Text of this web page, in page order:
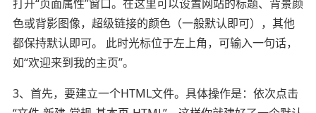
打开“页面属性”窗口。在这里可以设置网站的标题、背景颜
色或背影图像，超级链接的颜色（一般默认即可），其他
都保持默认即可。 此时光标位于左上角，可输入一句话，
如“欢迎来到我的主页”。
3、首先，要建立一个HTML文件。具体操作是：依次点击